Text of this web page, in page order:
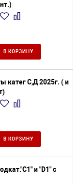
В КОРЗИНУ
катег С,Д 2025г. ( и
В КОРЗИНУ
и "D1" с